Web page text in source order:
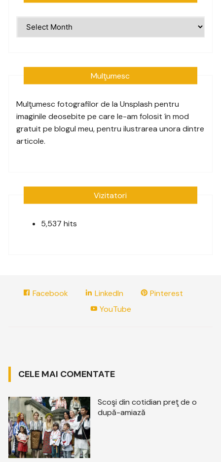
Arhive
Mulţumesc
Mulţumesc fotografilor de laUnsplash pentru
imaginile deosebite pe care le-am folosit în mod
gratuit pe blogul meu, pentru ilustrarea unora dintre
articole.
Vizitatori
5,537 hits
Facebook LinkedIn
Pinterest
YouTube
CELE MAI COMENTATE
Scoşi din cotidian preţ de o
după-amiază